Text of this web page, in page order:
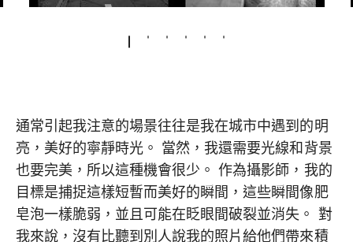
通常引起我注意的場景往往是我在城市中遇到的明
亮，美好的寧靜時光。 當然，我還需要光線和背景
也要完美，所以這種機會很少。 作為攝影師，我的
目標是捕捉這樣短暫而美好的瞬間，這些瞬間像肥
皂泡一樣脆弱，並且可能在眨眼間破裂並消失。 對
我來說，沒有比聽到別人說我的照片給他們帶來積